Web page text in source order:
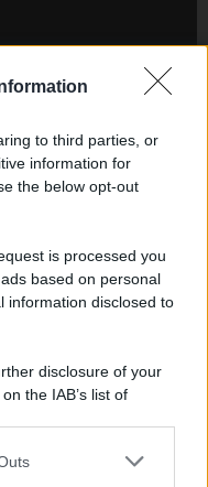
to third parties, or
information for
the below opt-out
is processed you
based on personal
information disclosed to
disclosure of your
the IAB’s list of
by us to third parties